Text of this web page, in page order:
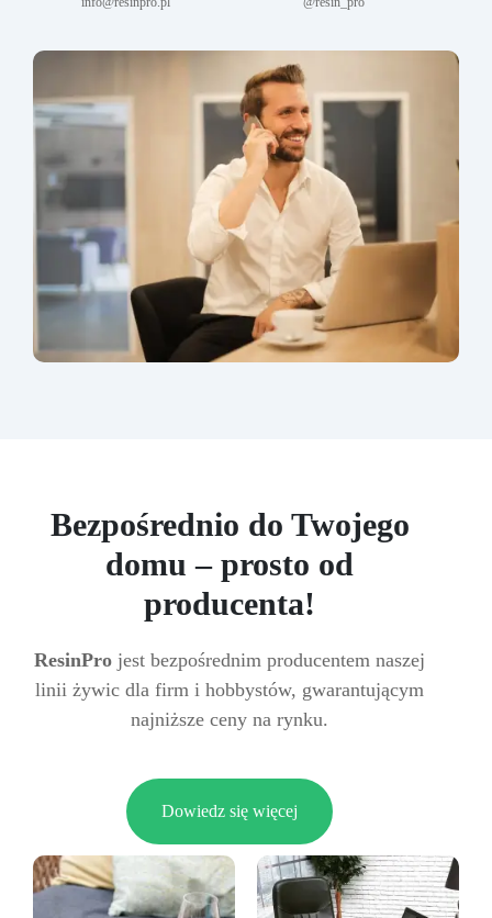
Bezpośrednio do Twojego
domu – prosto od
producenta!
ResinPro jest bezpośrednim producentem naszej
linii żywic dla firm i hobbystów, gwarantującym
najniższe ceny na rynku.
Dowiedz się więcej